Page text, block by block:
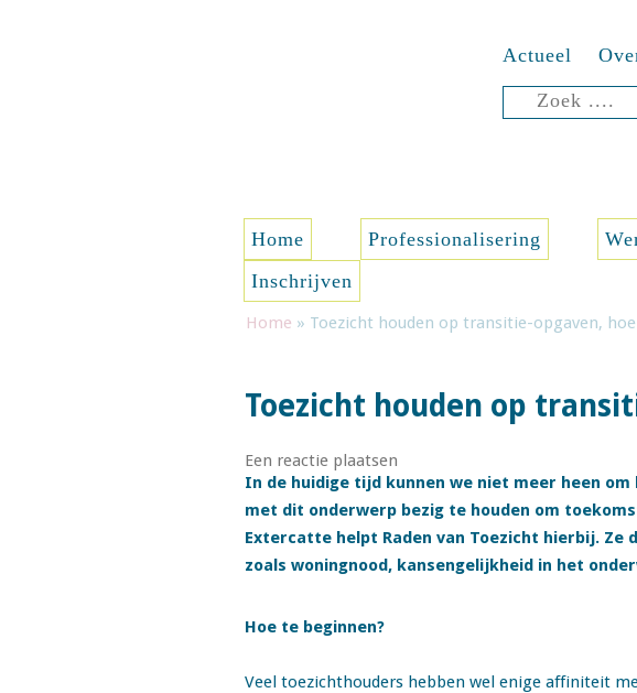
Actueel
Zoeken
naar:
Home Professionalisering
Inschrijven
Home » Toezicht houden op transitie-opgaven,
Toezicht houden op
Een reactie plaatsen
In de huidige tijd kunnen we niet meer heen
met dit onderwerp bezig te houden om
Extercatte helpt Raden van Toezicht hierbij.
zoals woningnood, kansengelijkheid in het
Hoe te beginnen?
Veel toezichthouders hebben wel enige affiniteit